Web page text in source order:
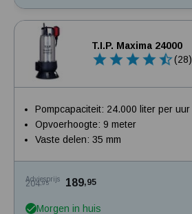
T.I.P. Maxima 24000
(28)
Pompcapaciteit: 24.000 liter per uur
Opvoerhoogte: 9 meter
Vaste delen: 35 mm
Adviesprijs
204,95 189,95
Morgen in huis